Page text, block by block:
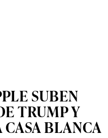
SUBEN
TRUMP Y
BLANCA